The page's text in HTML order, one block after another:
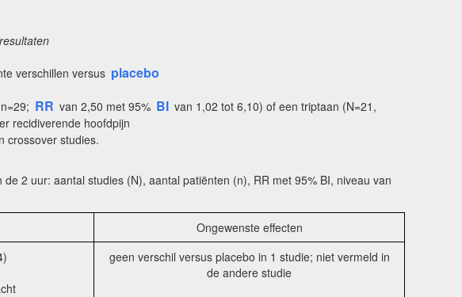
verschillen versus placebo
RR van 2,50 met 95% BI van 1,02 tot 6,10) of een triptaan (N=21,
recidiverende hoofdpijn
crossover studies.
2 uur: aantal studies (N), aantal patiënten (n), RR met 95% BI, niveau van
Ongewenste effecten
geen verschil versus placebo in 1 studie; niet vermeld in
de andere studie